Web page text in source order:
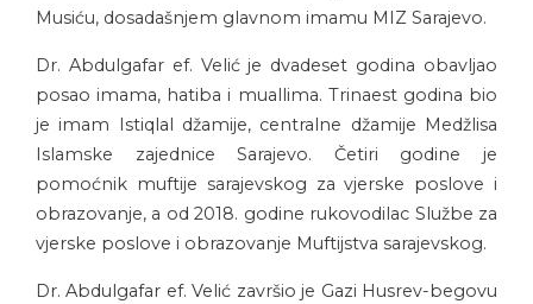
Musiću, dosadašnjem glavnom imamu MIZ Sarajevo.
Dr. Abdulgafar ef. Velić je dvadeset godina obavljao
posao imama, hatiba i muallima. Trinaest godina bio
je imam Istiqlal džamije, centralne džamije Medžlisa
Islamske zajednice Sarajevo. Četiri godine je
pomoćnik muftije sarajevskog za vjerske poslove i
obrazovanje, a od 2018. godine rukovodilac Službe za
vjerske poslove i obrazovanje Muftijstva sarajevskog.
Dr. Abdulgafar ef. Velić završio je Gazi Husrev-begovu